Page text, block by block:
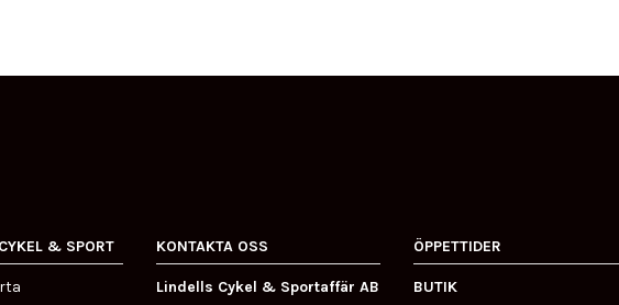
& SPORT KONTAKTA OSS
Lindells Cykel & Sportaffär AB
ÖPPETTIDER
BUTIK